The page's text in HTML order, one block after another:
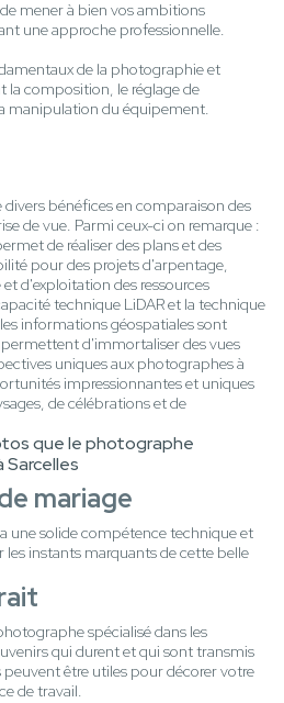
mener à bien vos ambitions
une approche professionnelle.
de la photographie et
la composition, le réglage de
manipulation du équipement.
bénéfices en comparaison des
de vue. Parmi ceux-ci on remarque :
de réaliser des plans et des
pour des projets d'arpentage,
d'exploitation des ressources
technique LiDAR et la technique
informations géospatiales sont
permettent d'immortaliser des vues
uniques aux photographes à
impressionnantes et uniques
de célébrations et de
que le photographe
mariage
une solide compétence technique et
instants marquants de cette belle
spécialisé dans les
qui durent et qui sont transmis
être utiles pour décorer votre
de travail.